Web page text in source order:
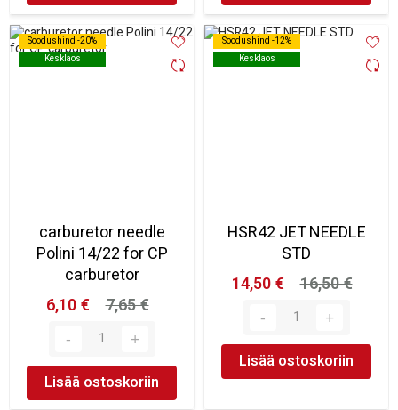
Soodushind -20%
Kesklaos
Soodushind -20%
Kesklaos
carburetor needle
Polini 14/22 for CP
carburetor
6,10 €
7,65 €
Lisää ostoskoriin
Soodushind -12%
Kesklaos
Soodushind -12%
Kesklaos
HSR42 JET NEEDLE
STD
14,50 €
16,50 €
Lisää ostoskoriin